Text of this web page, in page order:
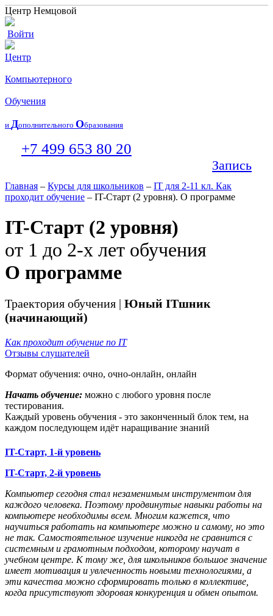
Центр Немцовой
Войти
Центр
Компьютерного
Обучения
и Дополнительного Образования
+7 499 653 80 20
Запись
Главная – Курсы для школьников – IT для 2-11 кл. Как
проходит обучение – IT-Старт (2 уровня). О программе
IT-Старт (2 уровня)
от 1 до 2-х лет обучения
О программе
Траектория обучения | Юный ITшник
(начинающий)
Как проходит обучение по IT
Отзывы слушателей
Формат обучения: очно, очно-онлайн, онлайн
Начать обучение: можно с любого уровня после
тестирования.
Каждый уровень обучения - это законченный блок тем, на
каждом последующем идёт наращивание знаний
IT-Старт, 1-й уровень
IT-Старт, 2-й уровень
Компьютер сегодня стал незаменимым инструментом для
каждого человека. Поэтому продвинутые навыки работы на
компьютере необходимы всем. Многим кажется, что
научиться работать на компьютере можно и самому, но это
не так. Самостоятельное изучение никогда не сравнится с
системным и грамотным подходом, которому научат в
учебном центре. К тому же, для школьников большое значение
имеет мотивация и увлеченность новыми технологиями, а
эти качества можно сформировать только в коллективе,
когда присутствуют здоровая конкуренция и обмен опытом.